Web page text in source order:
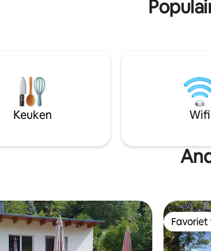
Keuken Wifi